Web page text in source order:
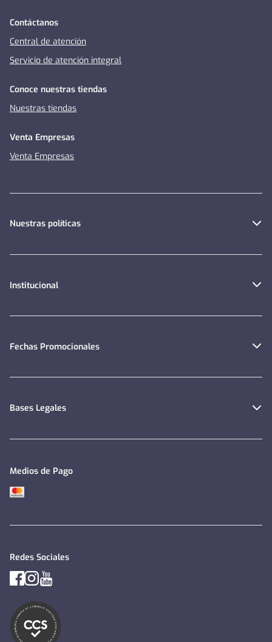
Contáctanos
Central de atención
Servicio de atención integral
Conoce nuestras tiendas
Nuestras tiendas
Venta Empresas
Venta Empresas
Nuestras políticas
Institucional
Fechas Promocionales
Bases Legales
Medios de Pago
Redes Sociales